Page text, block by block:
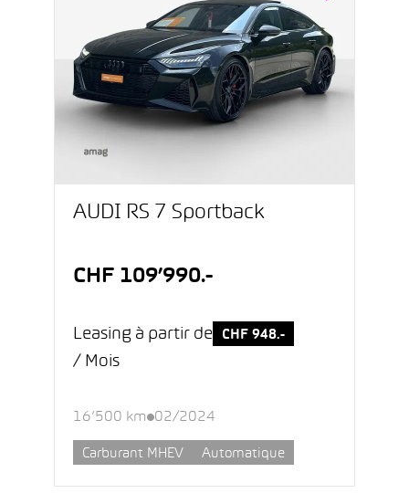
AUDI RS 7 Sportback
CHF 109’990.-
Leasing à partir de CHF 948.-
/ Mois
16’500 km 02/2024
Carburant MHEV Automatique